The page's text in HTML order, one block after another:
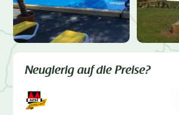
Neugierig auf die Preise?